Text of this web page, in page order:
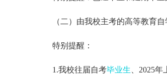
（二）由我校主考的高等教育
特别提醒：
1.我校往届自考毕业生 、2025